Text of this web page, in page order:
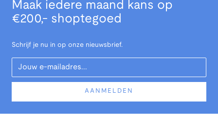
Maak iedere maand kans op
€200,- shoptegoed
Schrijf je nu in op onze nieuwsbrief.
Your Email
AANMELDEN